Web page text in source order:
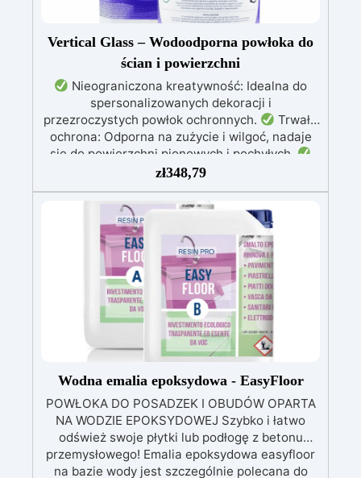
Vertical Glass – Wodoodporna powłoka do
ścian i powierzchni
Nieograniczona kreatywność: Idealna do
spersonalizowanych dekoracji i
przezroczystych powłok ochronnych.
Trwała
ochrona: Odporna na zużycie i wilgoć, nadaje
się do powierzchni pionowych i pochyłych.
Błyszcząca i naprawcza: Jedna warstwa
zapewnia gładką, lśniącą powierzchnię
chronioną przed infiltracją.
barwienia: Kompatybilna z barwnikami i
metalicznymi proszkami dla unikalnych efektów
kolorystycznych.
Łatwa aplikacja:
Bezrozpuszczalnikowa i bezwonna, 1 kg
pokrywa około 1 m² (przy grubości 1 mm).
zł348,79
Wodna emalia epoksydowa - EasyFloor
POWŁOKA DO POSADZEK I OBUDÓW OPARTA
NA WODZIE EPOKSYDOWEJ Szybko i łatwo
odśwież swoje płytki lub podłogę z betonu
przemysłowego! Emalia epoksydowa easyfloor
na bazie wody jest szczególnie polecana do